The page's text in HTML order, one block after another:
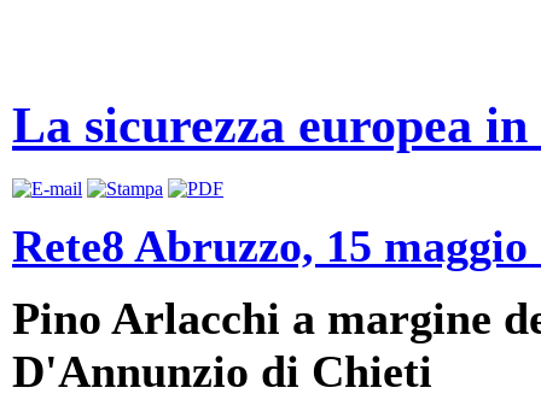
La sicurezza europea
Rete8 Abruzzo, 15 maggio
Pino Arlacchi a margine
D'Annunzio di Chieti